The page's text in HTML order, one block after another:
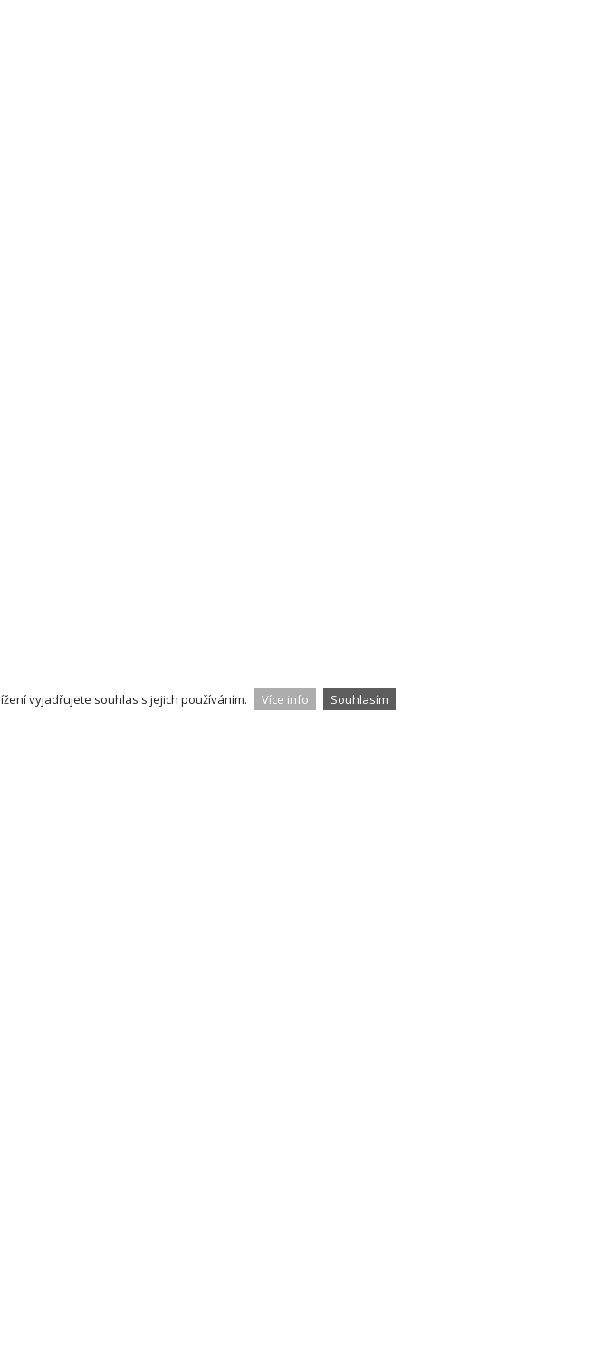
vyjadřujete souhlas s jejich používáním. Více info Souhlasím